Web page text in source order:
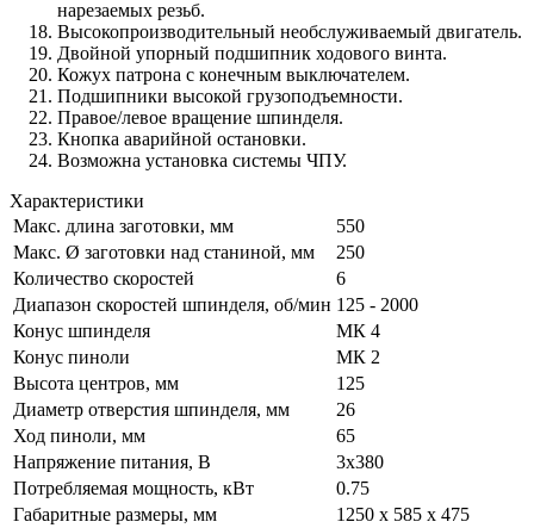
нарезаемых резьб.
Высокопроизводительный необслуживаемый двигатель.
Двойной упорный подшипник ходового винта.
Кожух патрона с конечным выключателем.
Подшипники высокой грузоподъемности.
Правое/левое вращение шпинделя.
Кнопка аварийной остановки.
Возможна установка системы ЧПУ.
Характеристики
Макс. длина заготовки, мм
550
Макс. Ø заготовки над станиной, мм
250
Количество скоростей
6
Диапазон скоростей шпинделя, об/мин 125 - 2000
Конус шпинделя
МК 4
Конус пиноли
МК 2
Высота центров, мм
125
Диаметр отверстия шпинделя, мм
26
Ход пиноли, мм
65
Напряжение питания, В
3x380
Потребляемая мощность, кВт
0.75
Габаритные размеры, мм
1250 х 585 х 475